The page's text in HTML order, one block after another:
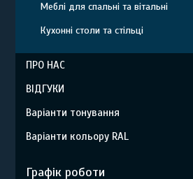
Меблі для спальні та вітальні
Кухонні столи та стільці
ПРО НАС
ВІДГУКИ
Варіанти тонування
Варіанти кольору RAL
Графік роботи